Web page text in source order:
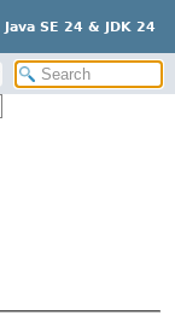
Java SE 24 & JDK 24